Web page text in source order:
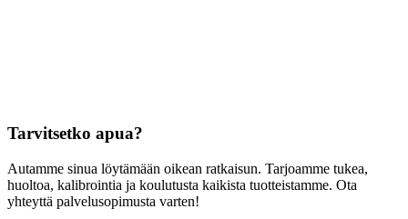
Tarvitsetko apua?
Autamme sinua löytämään oikean ratkaisun. Tarjoamme tukea,
huoltoa, kalibrointia ja koulutusta kaikista tuotteistamme. Ota
yhteyttä palvelusopimusta varten!